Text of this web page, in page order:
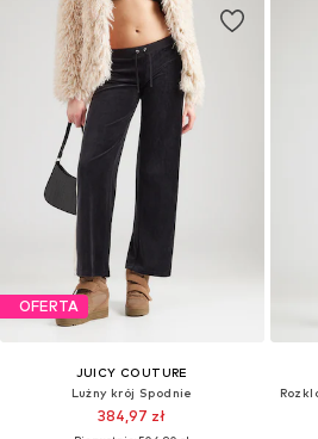
OFERTA
JUICY COUTURE
Lużny krój Spodnie
384,97 zł